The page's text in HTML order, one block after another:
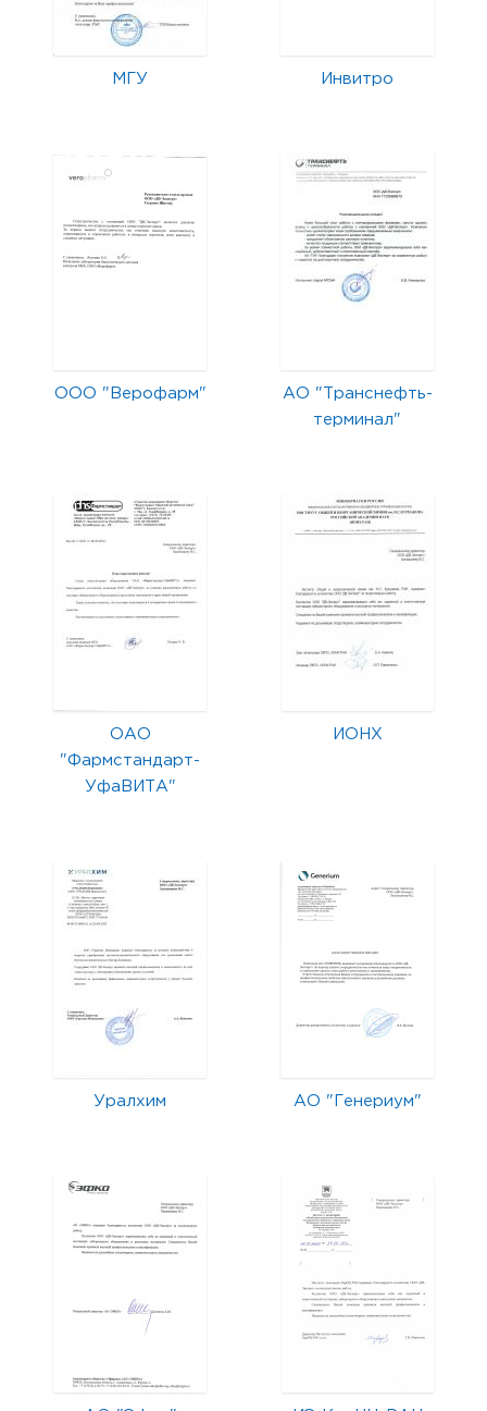
МГУ Инвитро
ООО "Верофарм"
АО "Транснефть-
терминал"
ОАО
"Фармстандарт-
УфаВИТА"
ИОНХ
Уралхим АО "Генериум"